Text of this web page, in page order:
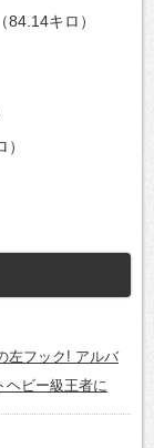
キロ）
左フック! アルバ
ヘビー級王者に